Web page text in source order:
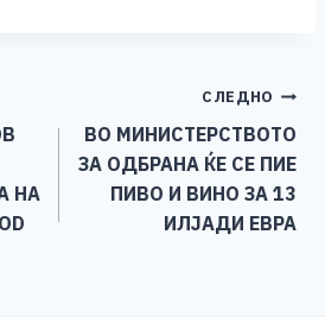
A
p
Li
n
k
НА
СЛЕДНО
ВО МИНИСТЕРСТВОТО
ЗА ОДБРАНА ЌЕ СЕ ПИЕ
ПИВО И ВИНО ЗА 13
ИЛЈАДИ ЕВРА